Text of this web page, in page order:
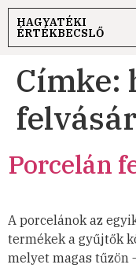
HAGYATÉKI
ÉRTÉKBECSLŐ
Címke:
Porcelán
A porcelánok az
termékek a gyűjtők
melyet magas tűzön